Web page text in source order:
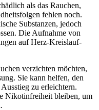
als das Rauchen,
fehlen noch.
Substanzen, jedoch
Die Aufnahme von
auf Herz-Kreislauf-
verzichten möchten,
Sie kann helfen, den
zu erleichtern.
Nikotinfreiheit bleiben, um